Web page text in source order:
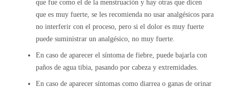
que fue como el de la menstruación y hay otras que dicen
que es muy fuerte, se les recomienda no usar analgésicos para
no interferir con el proceso, pero si el dolor es muy fuerte
puede suministrar un analgésico, no muy fuerte.
En caso de aparecer el síntoma de fiebre, puede bajarla con
paños de agua tibia, pasando por cabeza y extremidades.
En caso de aparecer síntomas como diarrea o ganas de orinar